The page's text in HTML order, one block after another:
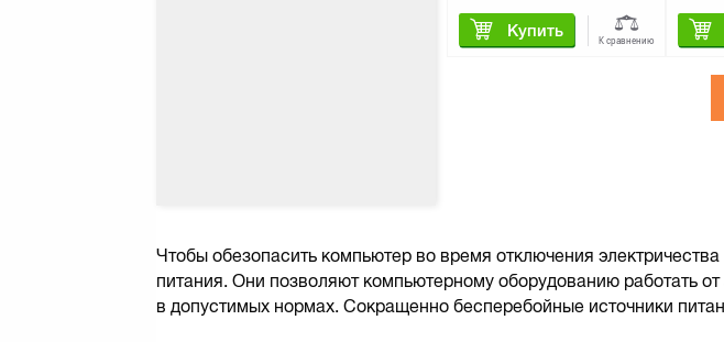
Купить
К сравнению
Чтобы обезопасить компьютер во время отключения
питания. Они позволяют компьютерному оборудованию работать
в допустимых нормах. Сокращенно бесперебойные источники